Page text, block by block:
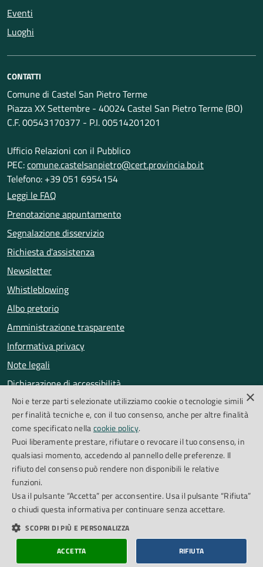
Eventi
Luoghi
CONTATTI
Comune di Castel San Pietro Terme
Piazza XX Settembre - 40024 Castel San Pietro Terme (BO)
C.F. 00543170377 - P.I. 00514201201
Ufficio Relazioni con il Pubblico
PEC:comune.castelsanpietro@cert.provincia.bo.it
Telefono: +39 051 6954154
Leggi le FAQ
Prenotazione appuntamento
Segnalazione disservizio
Richiesta d'assistenza
Newsletter
Whistleblowing
Albo pretorio
Amministrazione trasparente
Informativa privacy
Note legali
Dichiarazione di accessibilità
Obiettivi di accessibilità
Segnalazioni accessibilità
SEGUICI SU
Facebook
Cookie Policy
Piano di miglioramento del sito
Credits
×
Noi e terze parti selezionate utilizziamo cookie o tecnologie simili
per finalità tecniche e, con il tuo consenso, anche per altre finalità
come specificato nellacookie policy.
Puoi liberamente prestare, rifiutare o revocare il tuo consenso, in
qualsiasi momento, accedendo al pannello delle preferenze. Il
rifiuto del consenso può rendere non disponibili le relative
funzioni.
Usa il pulsante “Accetta” per acconsentire. Usa il pulsante “Rifiuta”
o chiudi questa informativa per continuare senza accettare.
SCOPRI DI PIÙ E PERSONALIZZA
ACCETTA RIFIUTA